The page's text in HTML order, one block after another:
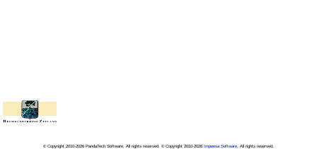
© Copyright 2010-2026 PandaTech Software, All rights reserved. © Copyright 2010-2026 Impeesa Software, All rights reserved.